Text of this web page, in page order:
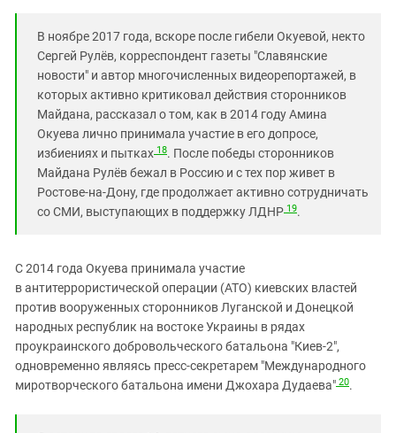
В ноябре 2017 года, вскоре после гибели Окуевой, некто
Сергей Рулёв, корреспондент газеты "Славянские
новости" и автор многочисленных видеорепортажей, в
которых активно критиковал действия сторонников
Майдана, рассказал о том, как в 2014 году Амина
Окуева лично принимала участие в его допросе,
избиениях и пытках 18. После победы сторонников
Майдана Рулёв бежал в Россию и с тех пор живет в
Ростове-на-Дону, где продолжает активно сотрудничать
со СМИ, выступающих в поддержку ЛДНР 19.
С 2014 года Окуева принимала участие
в антитеррористической операции (АТО) киевских властей
против вооруженных сторонников Луганской и Донецкой
народных республик на востоке Украины в рядах
проукраинского добровольческого батальона "Киев-2",
одновременно являясь пресс-секретарем "Международного
миротворческого батальона имени Джохара Дудаева" 20.